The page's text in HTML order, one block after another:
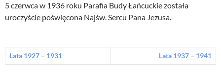
5 czerwca w 1936 roku Parafia Budy Łańcuckie została
uroczyście poświęcona Najśw. Sercu Pana Jezusa.
Lata 1927 – 1931 Lata 1937 – 1941